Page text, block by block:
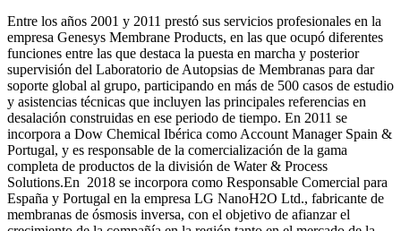
Entre los años 2001 y 2011 prestó sus servicios profesionales en la
empresa Genesys Membrane Products, en las que ocupó diferentes
funciones entre las que destaca la puesta en marcha y posterior
supervisión del Laboratorio de Autopsias de Membranas para dar
soporte global al grupo, participando en más de 500 casos de estudio
y asistencias técnicas que incluyen las principales referencias en
desalación construidas en ese periodo de tiempo. En 2011 se
incorpora a Dow Chemical Ibérica como Account Manager Spain &
Portugal, y es responsable de la comercialización de la gama
completa de productos de la división de Water & Process
Solutions.En 2018 se incorpora como Responsable Comercial para
España y Portugal en la empresa LG NanoH2O Ltd., fabricante de
membranas de ósmosis inversa, con el objetivo de afianzar el